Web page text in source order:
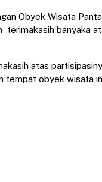
Obyek Wisata
banyaka
atas
tempat obyek wisata